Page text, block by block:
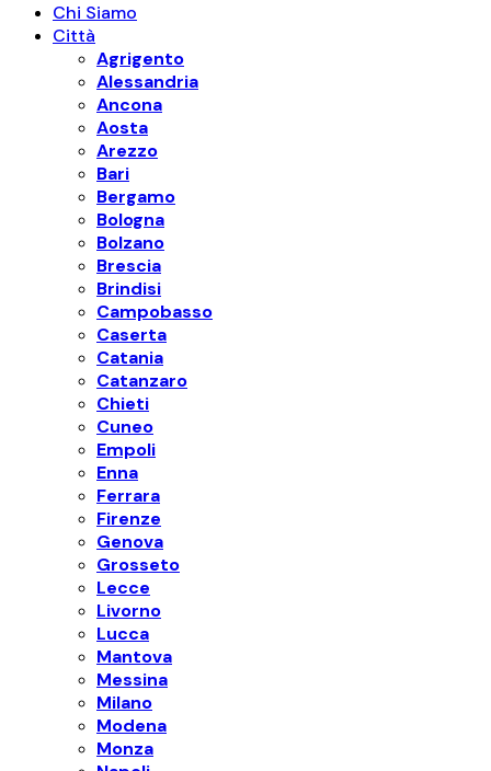
Chi Siamo
Città
Agrigento
Alessandria
Ancona
Aosta
Arezzo
Bari
Bergamo
Bologna
Bolzano
Brescia
Brindisi
Campobasso
Caserta
Catania
Catanzaro
Chieti
Cuneo
Empoli
Enna
Ferrara
Firenze
Genova
Grosseto
Lecce
Livorno
Lucca
Mantova
Messina
Milano
Modena
Monza